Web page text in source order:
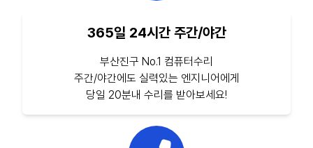
365일 24시간 주간/야간
부산진구 No.1 컴퓨터수리
주간/야간에도 실력있는 엔지니어에게
당일 20분내 수리를 받아보세요!